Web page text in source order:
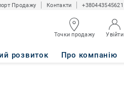
Продажу Контакти +380443545621
Точки продажу Увійти
розвиток Про компанію